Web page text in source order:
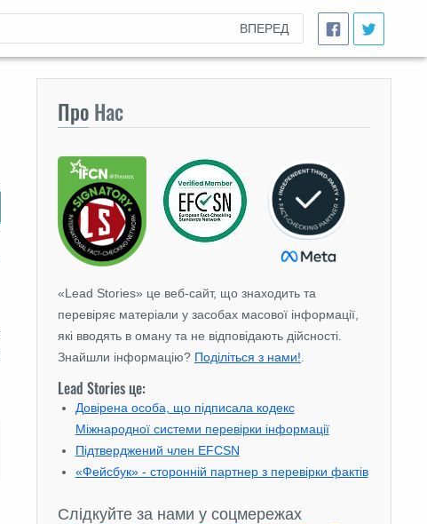
ВПЕРЕД
Про Нас
«Lead Stories» це веб-сайт, що знаходить та
перевіряє матеріали у засобах масової інформації,
які вводять в оману та не відповідають дійсності.
Знайшли інформацію? Поділіться з нами!
Lead Stories це:
Довірена особа, що підписала кодекс
Міжнародної системи перевірки інформації
Підтверджений член EFCSN
«Фейсбук» - сторонній партнер з перевірки фактів
Слідкуйте за нами у соцмережах